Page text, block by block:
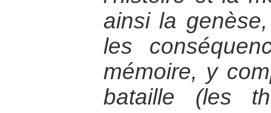
ainsi la
les
mémoire, y
bataille (les